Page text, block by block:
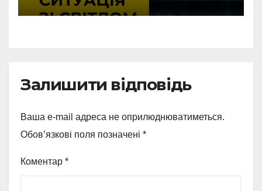
аварію
Залишити відповідь
Ваша e-mail адреса не оприлюднюватиметься.
Обов’язкові поля позначені *
Коментар *